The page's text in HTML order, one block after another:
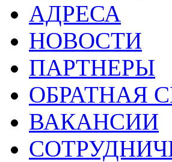
АДРЕСА
НОВОСТИ
ПАРТНЕРЫ
ОБРАТНАЯ
ВАКАНСИИ